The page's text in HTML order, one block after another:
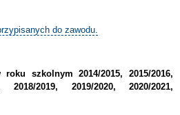
do zawodu.
szkolnym 2014/2015, 2015/2016,
2018/2019, 2019/2020, 2020/2021,